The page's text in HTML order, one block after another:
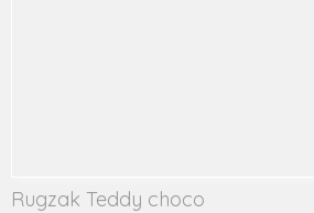
Rugzak Teddy choco